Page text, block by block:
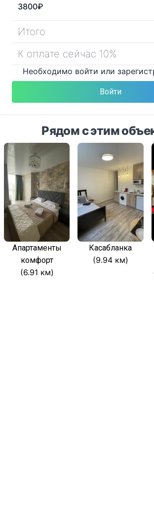
3800₽
Итого
К оплате сейчас 10%
Необходимо войти или
Войти
Рядом с этим
Апартаменты
комфорт
(6.91 км)
Касабланка
(9.94 км)